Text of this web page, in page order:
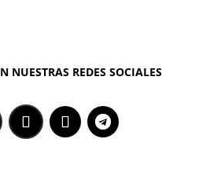
NUESTRAS REDES SOCIALES